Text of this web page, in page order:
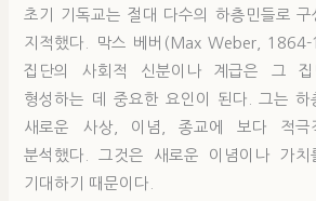
초기 기독교는 절대 다수의 하층민들로
지적했다. 막스 베버(Max Weber, 1864-
집단의 사회적 신분이나 계급은 그
형성하는 데 중요한 요인이 된다. 그는 하
새로운 사상, 이념, 종교에 보다 적극
분석했다. 그것은 새로운 이념이나 가
기대하기 때문이다.